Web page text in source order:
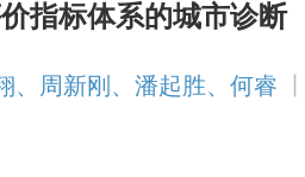
指标体系的城市诊断
、周新刚、潘起胜、何睿